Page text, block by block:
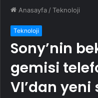
Anasayfa /Teknoloji
Teknoloji
Sony’nin
gemisi
VI’dan yeni